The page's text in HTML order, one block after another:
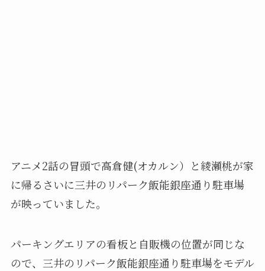
アニメ2話の冒頭で高倉健(オカルン）と綾瀬桃が家
に帰るさいに三井のリパーク飯能銀座通り駐車場
が映っていました。
パーキングエリアの看板と自販機の位置が同じな
ので、三井のリパーク飯能銀座通り駐車場をモデル